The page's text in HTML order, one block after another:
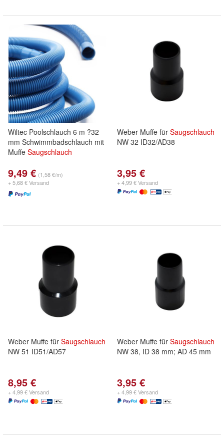
Wiltec Poolschlauch 6 m ?32
mm Schwimmbadschlauch mit
Muffe Saugschlauch
9,49 € (1,58 €/m)
+ 5,68 € Versand
Weber Muffe für Saugschlauch
NW 32 ID32/AD38
3,95 €
+ 4,99 € Versand
Weber Muffe für Saugschlauch
NW 51 ID51/AD57
8,95 €
+ 4,99 € Versand
Weber Muffe für Saugschlauch
NW 38, ID 38 mm; AD 45 mm
3,95 €
+ 4,99 € Versand